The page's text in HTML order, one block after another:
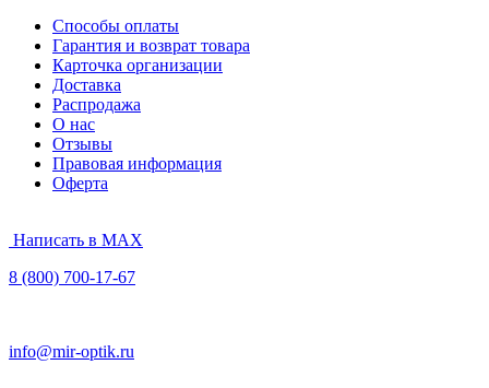
Способы оплаты
Гарантия и возврат товара
Карточка организации
Доставка
Распродажа
О нас
Отзывы
Правовая информация
Оферта
Написать в MAX
8 (800) 700-17-67
info@mir-optik.ru